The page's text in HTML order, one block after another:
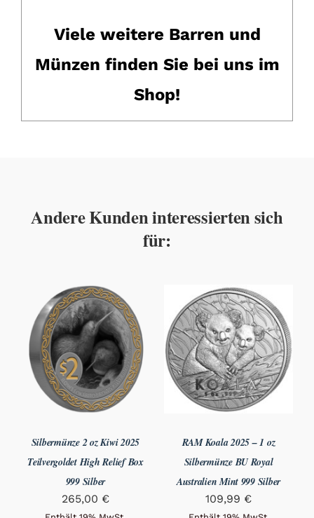
Viele weitere Barren und
Münzen finden Sie bei uns im
Shop!
Andere Kunden interessierten sich
für:
Silbermünze 2 oz Kiwi 2025
Teilvergoldet High Relief Box
999 Silber
265,00 €
RAM Koala 2025 – 1 oz
Silbermünze BU Royal
Australien Mint 999 Silber
109,99 €